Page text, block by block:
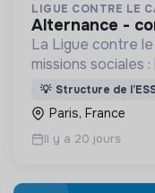
LIGUE CONTRE LE
alternance -
La Ligue contre
missions sociales
les personnes
du dépistage et
💡 Structure de
Paris, France
Il y a 20 jours